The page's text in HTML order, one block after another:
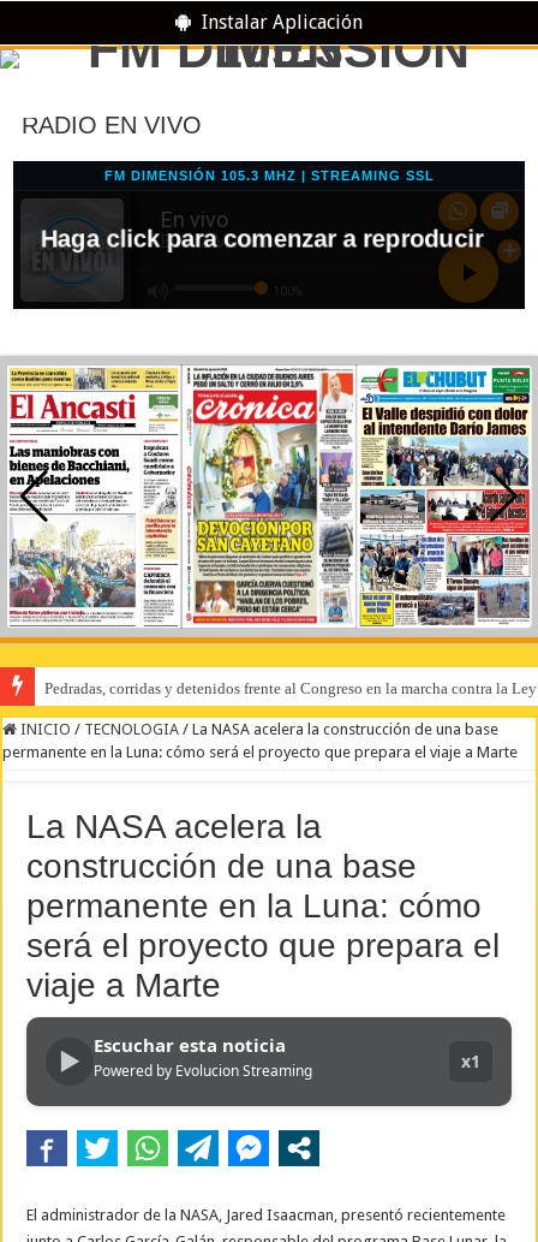
Instalar Aplicación
RADIO EN VIVO
Pedradas, corridas y detenidos frente al Congreso en la marcha contra la
INICIO / TECNOLOGIA / La NASA acelera la construcción de una base
permanente en la Luna: cómo será el proyecto que prepara el viaje a Marte
La NASA acelera la
construcción de una base
permanente en la Luna: cómo
será el proyecto que prepara el
viaje a Marte
▶ Escuchar esta noticia
Powered by Evolucion Streaming x1
El administrador de la NASA, Jared Isaacman, presentó recientemente